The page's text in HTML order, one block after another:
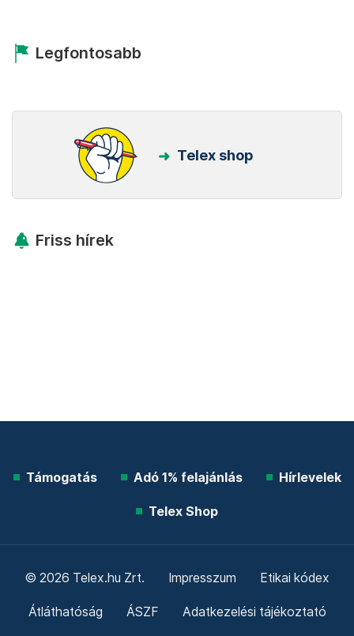
Legfontosabb
Telex shop
Friss hírek
Támogatás Adó 1% felajánlás Hírlevelek
Telex Shop
© 2026 Telex.hu Zrt. Impresszum Etikai kódex
Átláthatóság ÁSZF Adatkezelési tájékoztató